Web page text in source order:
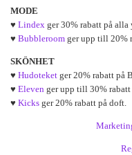
MODE
♥ Lindex ger 30% rabatt på
♥ Bubbleroom ger upp till 20%
SKÖNHET
♥ Hudoteket ger 20% rabatt på
♥ Eleven ger upp till 30% rabatt
♥ Kicks ger 20% rabatt på doft.